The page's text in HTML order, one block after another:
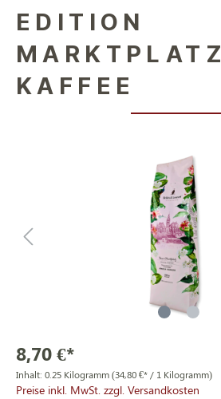
EDITION
MARKTPLATZ
KAFFEE
8,70 €*
Inhalt: 0.25 Kilogramm(34,80 €* / 1 Kilogramm)
Preise inkl. MwSt. zzgl. Versandkosten